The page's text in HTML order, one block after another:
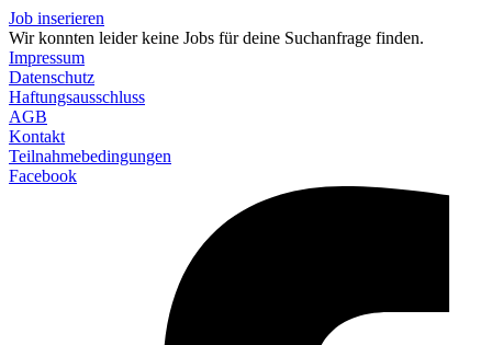
Job inserieren
Wir konnten leider keine Jobs für deine Suchanfrage finden.
Impressum
Datenschutz
Haftungsausschluss
AGB
Kontakt
Teilnahmebedingungen
Facebook